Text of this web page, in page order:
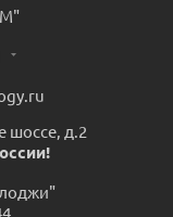
шоссе, д.2